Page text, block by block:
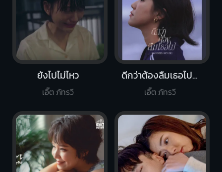
ดีกว่าต้องลืมเธอไป (Wooden House)
เอิ๊ต ภัทรวี
ยังไปไม่ไหว
เอิ๊ต ภัทรวี